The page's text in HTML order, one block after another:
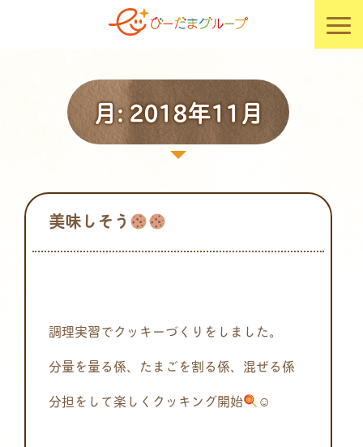
月:2018年11月
美味しそう
調理実習でクッキーづくりをしました。
分量を量る係、たまごを割る係、混ぜる係
分担をして楽しくクッキング開始
☺